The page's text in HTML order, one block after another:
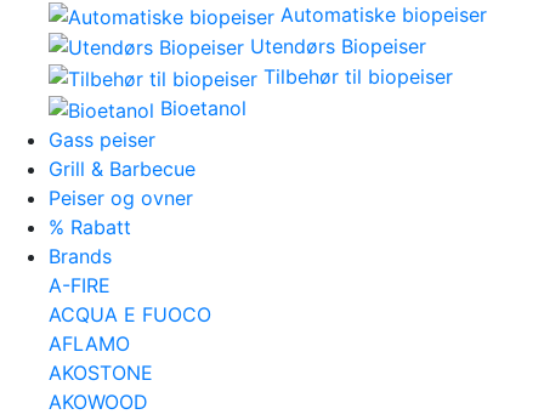
Automatiske biopeiser
Utendørs Biopeiser
Tilbehør til biopeiser
Bioetanol
Gass peiser
Grill & Barbecue
Peiser og ovner
% Rabatt
Brands
A-FIRE
ACQUA E FUOCO
AFLAMO
AKOSTONE
AKOWOOD